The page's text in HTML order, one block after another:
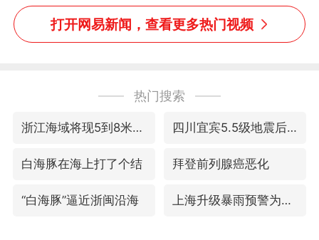
打开网易新闻，查看更多热门视频
热门搜索
浙江海域将现5到8米巨浪到狂浪 四川宜宾5.5级地震后余震为何不断
白海豚在海上打了个结 拜登前列腺癌恶化
“白海豚”逼近浙闽沿海 上海升级暴雨预警为橙色